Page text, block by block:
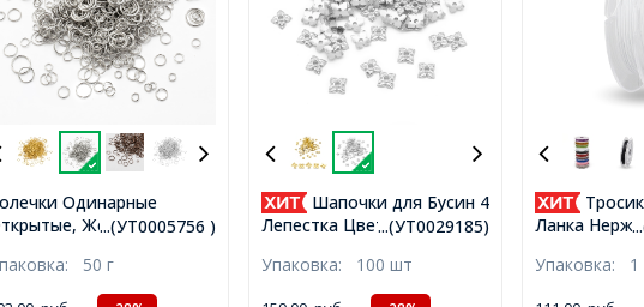
...(УТ0005756 )
Одинарные
Железные,
10х0.7-1мм, Внутренний
Диаметр 2.4-8.4мм, около
50 г
...(УТ0029185)
Шапочки для Бусин 4
Лепестка Цветок, Сплав,
Серебро, 6х6х2мм,
Отверстие 1мм,
Упаковка: 100 шт
Ланка
около 10м/
Упаковка: 1